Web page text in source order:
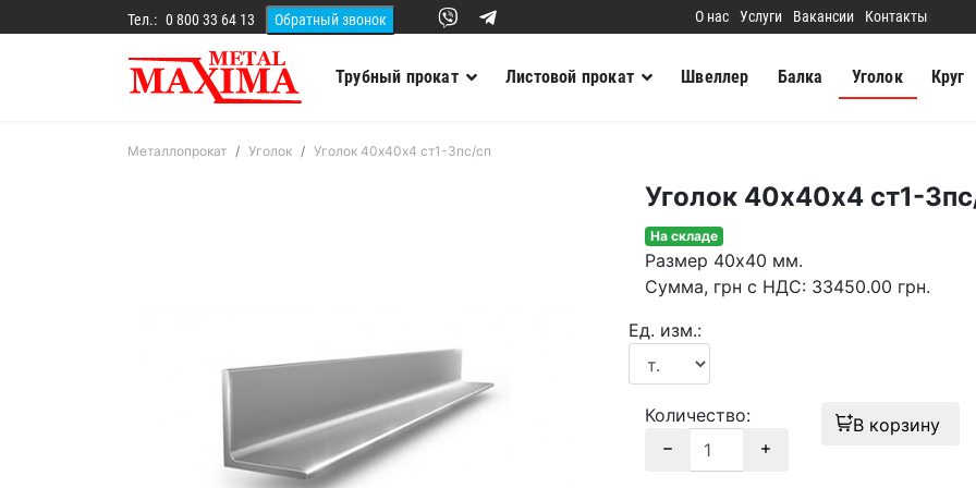
Тел.: 0 800 33 64 13 О нас Услуги Вакансии Контакты
Трубный прокат Листовой прокат Швеллер Балка Уголок Круг
Металлопрокат Уголок Уголок 40х40х4 ст1-3пс/сп
Уголок 40х40х4 ст1-
На складе
Размер 40х40 мм.
Сумма, грн с НДС: 33450.00 грн.
Ед. изм.:
Количество: В корзину